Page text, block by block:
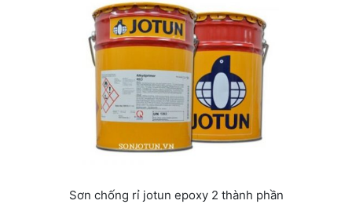
Sơn chống rỉ jotun epoxy 2 thành phần